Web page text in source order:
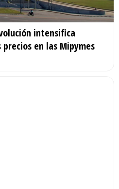
intensifica
en las Mipymes